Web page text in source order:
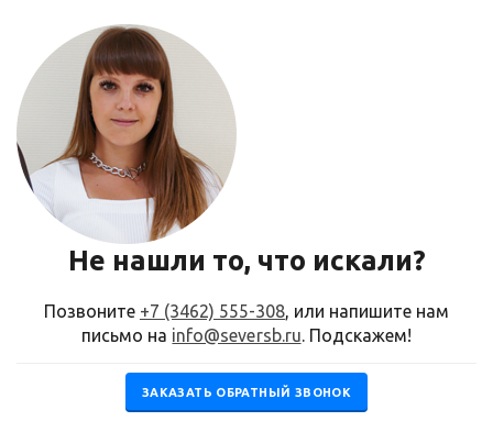
Не нашли то, что искали?
Позвоните +7 (3462) 555-308, или напишите нам
письмо на info@seversb.ru. Подскажем!
ЗАКАЗАТЬ ОБРАТНЫЙ ЗВОНОК